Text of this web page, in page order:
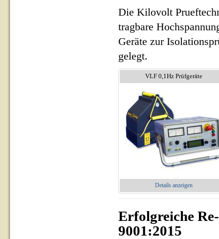
Die Kilovolt
tragbare
Geräte zur
gelegt.
VLF 0,1Hz Prüfgeräte
Details anzeigen
Erfolgreiche
9001:2015